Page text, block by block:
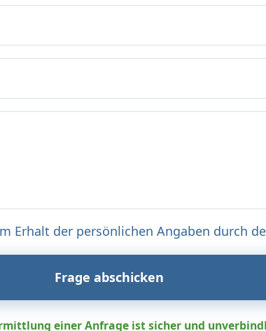
Erhalt der persönlichen Angaben durch
Frage abschicken
einer Anfrage ist sicher und